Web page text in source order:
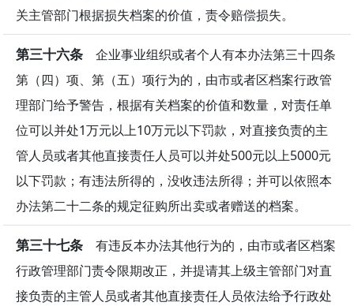
关主管部门根据损失档案的价值，责令赔偿损失。
第三十六条 企业事业组织或者个人有本办法第三十四条
第（四）项、第（五）项行为的，由市或者区档案行政管
理部门给予警告，根据有关档案的价值和数量，对责任单
位可以并处1万元以上10万元以下罚款，对直接负责的主
管人员或者其他直接责任人员可以并处500元以上5000元
以下罚款；有违法所得的，没收违法所得；并可以依照本
办法第二十二条的规定征购所出卖或者赠送的档案。
第三十七条 有违反本办法其他行为的，由市或者区档案
行政管理部门责令限期改正，并提请其上级主管部门对直
接负责的主管人员或者其他直接责任人员依法给予行政处